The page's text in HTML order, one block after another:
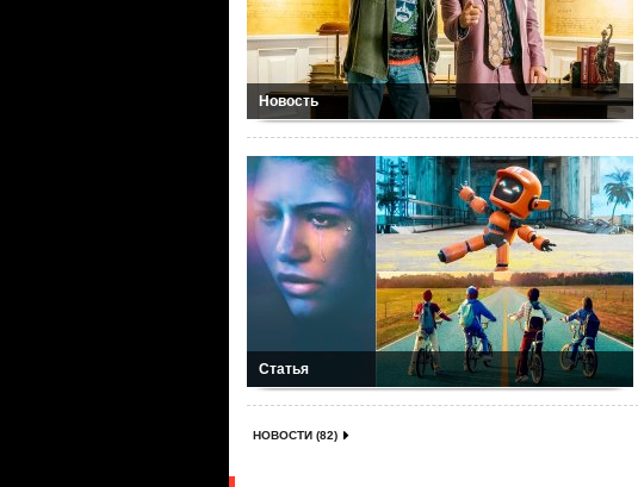
Новость
Статья
НОВОСТИ (82)